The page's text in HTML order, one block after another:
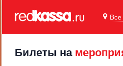
Все
Билеты на